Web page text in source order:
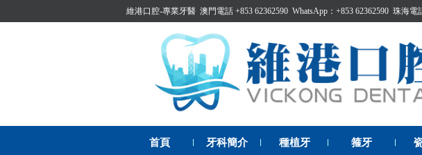
維港口腔-專業牙醫 澳門電話 +853 62362590 WhatsApp：+853 62362590 珠海電
首頁 牙科簡介 種植牙 箍牙